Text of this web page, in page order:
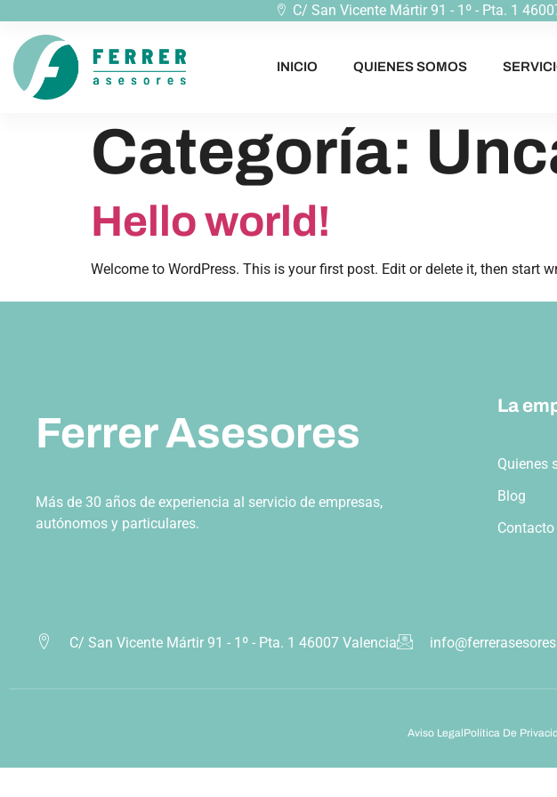
C/ San Vicente Mártir 91 - 1º - Pta. 1
INICIO QUIENES SOMOS
Categoría:
Hello world!
Welcome to WordPress. This is your first post. Edit or delete it, then start
Ferrer Asesores
Más de 30 años de experiencia al servicio de empresas,
autónomos y particulares.
La
Quienes
Blog
Contacto
C/ San Vicente Mártir 91 - 1º - Pta. 1 46007 Valencia
Aviso LegalPolítica De